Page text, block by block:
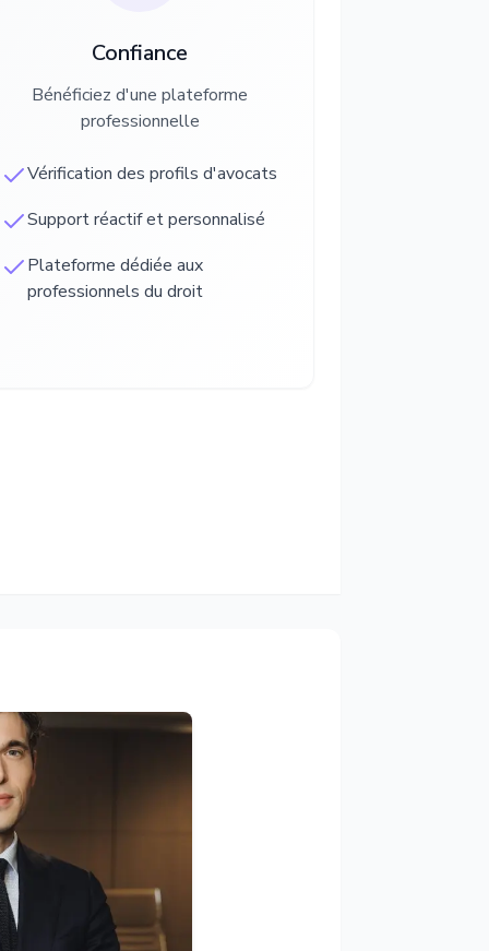
Confiance
Bénéficiez d'une plateforme
professionnelle
Vérification des profils d'avocats
Support réactif et personnalisé
Plateforme dédiée aux
professionnels du droit